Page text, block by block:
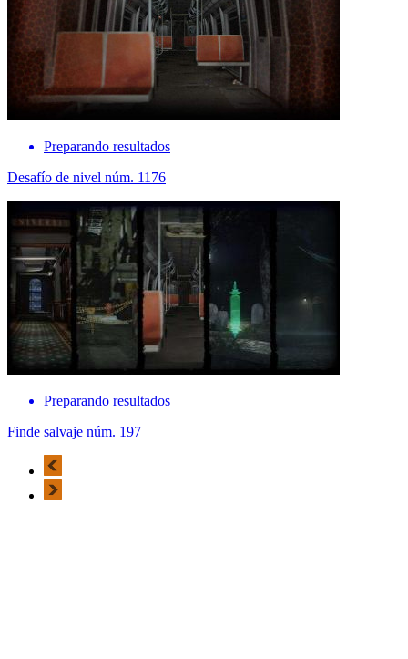
Preparando resultados
Desafío de nivel núm. 1176
Preparando resultados
Finde salvaje núm. 197